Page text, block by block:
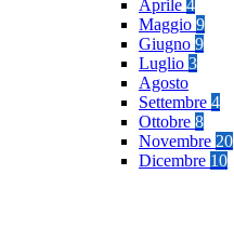
Aprile 4
Maggio 9
Giugno 9
Luglio 3
Agosto
Settembre 4
Ottobre 8
Novembre 20
Dicembre 10